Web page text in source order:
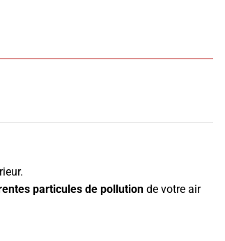
particules de pollution de votre air